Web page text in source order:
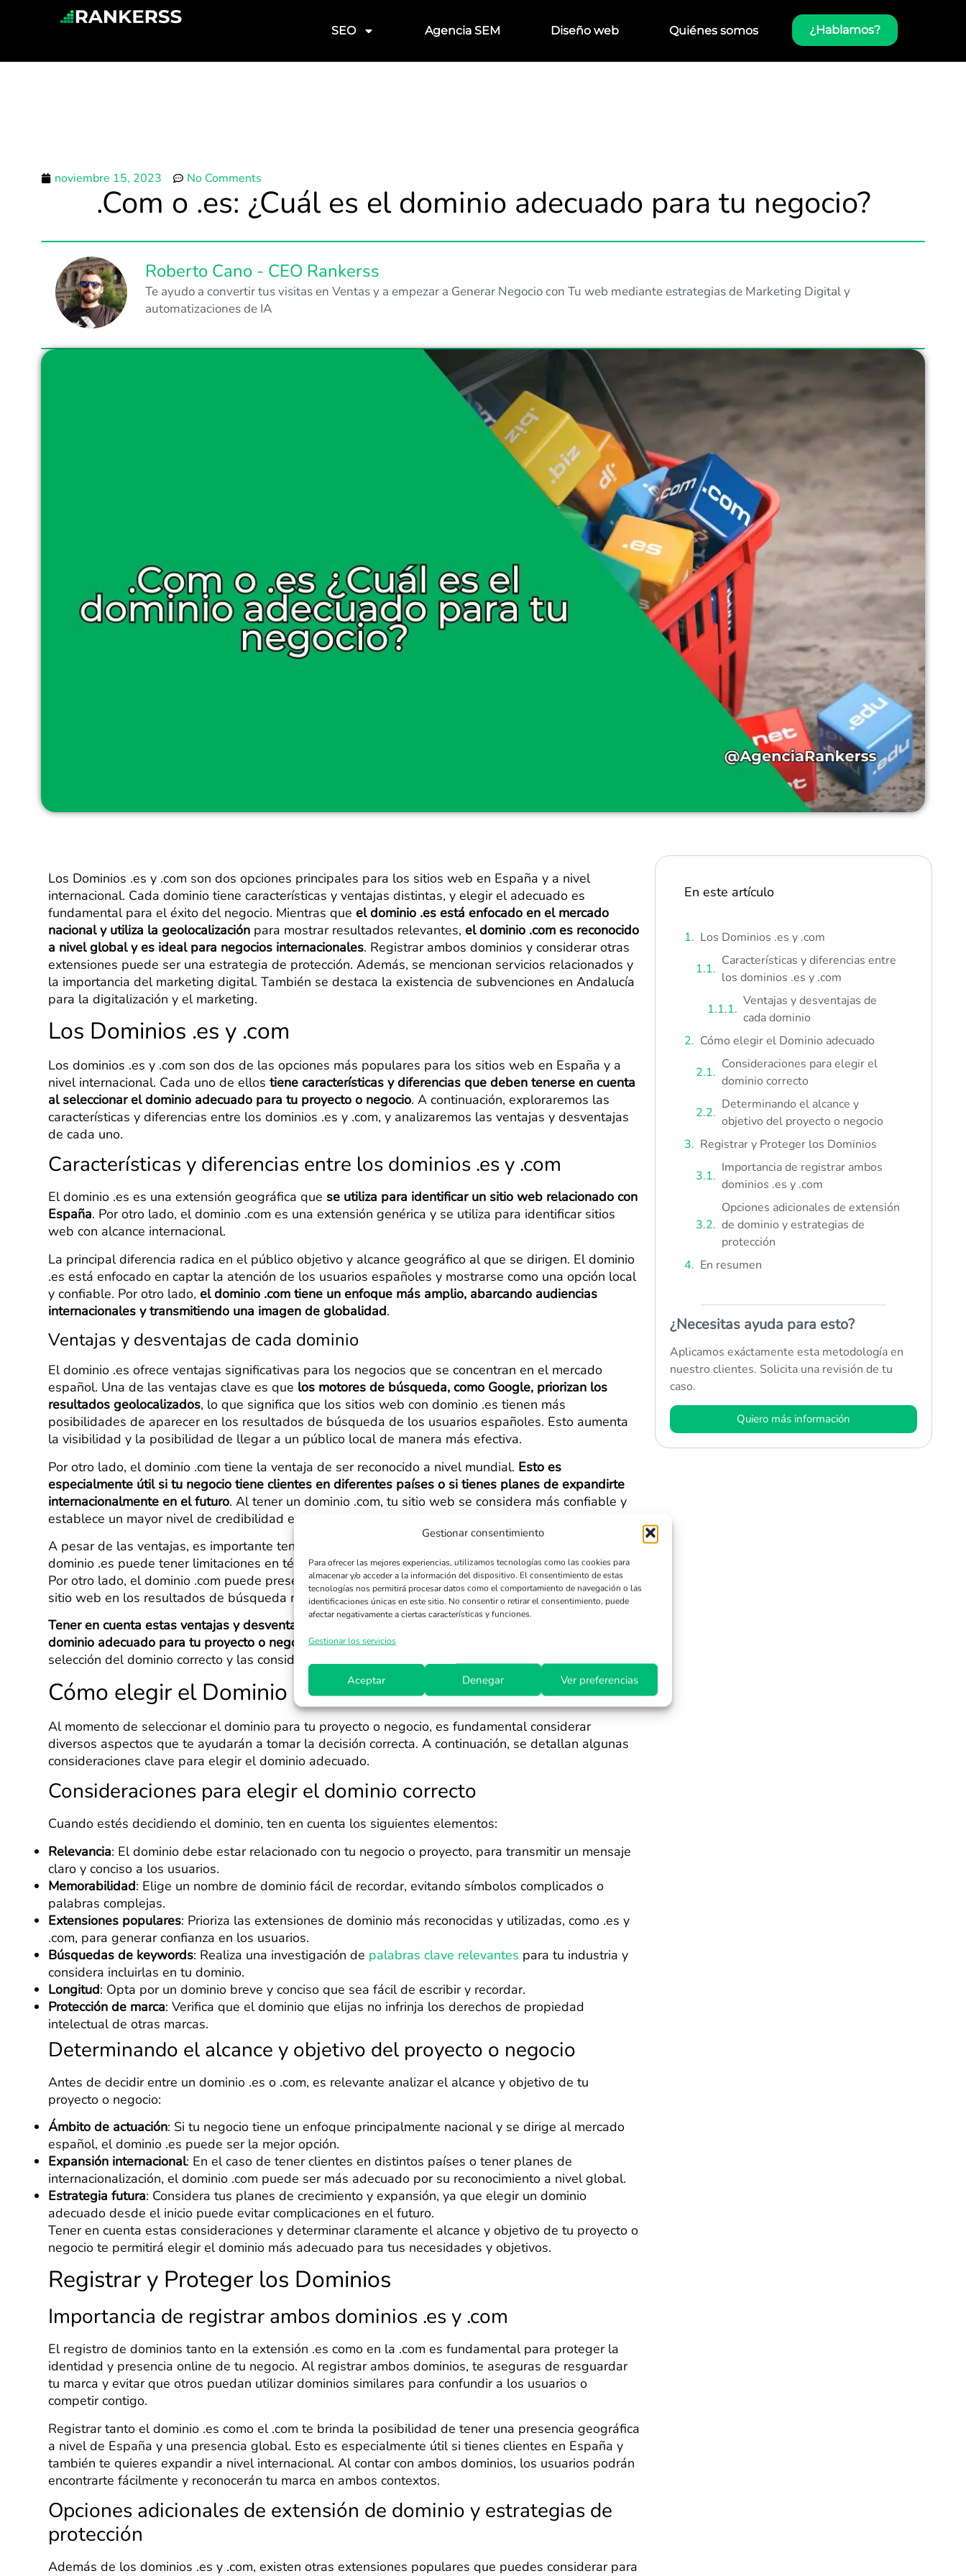
Gestionar consentimiento
Para ofrecer las mejores experiencias, utilizamos tecnologías como las cookies para
almacenar y/o acceder a la información del dispositivo. El consentimiento de estas
tecnologías nos permitirá procesar datos como el comportamiento de navegación o las
identificaciones únicas en este sitio. No consentir o retirar el consentimiento, puede
afectar negativamente a ciertas características y funciones.
Gestionar los servicios
Aceptar Denegar Ver preferencias
SEO Agencia SEM Diseño web Quiénes somos ¿Hablamos?
noviembre 15, 2023 No Comments
.Com o .es: ¿Cuál es el dominio adecuado para tu negocio?
Roberto Cano - CEO Rankerss
Te ayudo a convertir tus visitas en Ventas y a empezar a Generar Negocio con Tu web mediante estrategias de Marketing Digital y
automatizaciones de IA
Los Dominios .es y .com son dos opciones principales para los sitios web en España y a nivel
internacional. Cada dominio tiene características y ventajas distintas, y elegir el adecuado es
fundamental para el éxito del negocio. Mientras que el dominio .es está enfocado en el mercado
nacional y utiliza la geolocalización para mostrar resultados relevantes, el dominio .com es reconocido
a nivel global y es ideal para negocios internacionales. Registrar ambos dominios y considerar otras
extensiones puede ser una estrategia de protección. Además, se mencionan servicios relacionados y
la importancia del marketing digital. También se destaca la existencia de subvenciones en Andalucía
para la digitalización y el marketing.
Los Dominios .es y .com
Los dominios .es y .com son dos de las opciones más populares para los sitios web en España y a
nivel internacional. Cada uno de ellos tiene características y diferencias que deben tenerse en cuenta
al seleccionar el dominio adecuado para tu proyecto o negocio. A continuación, exploraremos las
características y diferencias entre los dominios .es y .com, y analizaremos las ventajas y desventajas
de cada uno.
Características y diferencias entre los dominios .es y .com
El dominio .es es una extensión geográfica que se utiliza para identificar un sitio web relacionado con
España. Por otro lado, el dominio .com es una extensión genérica y se utiliza para identificar sitios
web con alcance internacional.
La principal diferencia radica en el público objetivo y alcance geográfico al que se dirigen. El dominio
.es está enfocado en captar la atención de los usuarios españoles y mostrarse como una opción local
y confiable. Por otro lado, el dominio .com tiene un enfoque más amplio, abarcando audiencias
internacionales y transmitiendo una imagen de globalidad.
Ventajas y desventajas de cada dominio
El dominio .es ofrece ventajas significativas para los negocios que se concentran en el mercado
español. Una de las ventajas clave es que los motores de búsqueda, como Google, priorizan los
resultados geolocalizados, lo que significa que los sitios web con dominio .es tienen más
posibilidades de aparecer en los resultados de búsqueda de los usuarios españoles. Esto aumenta
la visibilidad y la posibilidad de llegar a un público local de manera más efectiva.
Por otro lado, el dominio .com tiene la ventaja de ser reconocido a nivel mundial. Esto es
especialmente útil si tu negocio tiene clientes en diferentes países o si tienes planes de expandirte
internacionalmente en el futuro. Al tener un dominio .com, tu sitio web se considera más confiable y
establece un mayor nivel de credibilidad en el mercado global.
A pesar de las ventajas, es importante tener en cuenta las posibles desventajas de cada dominio. El
dominio .es puede tener limitaciones en términos de alcance geográfico y percepción internacional.
Por otro lado, el dominio .com puede presentar mayor competencia y dificultades para posicionar tu
sitio web en los resultados de búsqueda más genéricos.
Tener en cuenta estas ventajas y desventajas es crucial para tomar la decisión correcta al elegir el
dominio adecuado para tu proyecto o negocio. En la siguiente sección exploraremos el proceso de
selección del dominio correcto y las consideraciones clave que debes tener en mente.
Cómo elegir el Dominio adecuado
Al momento de seleccionar el dominio para tu proyecto o negocio, es fundamental considerar
diversos aspectos que te ayudarán a tomar la decisión correcta. A continuación, se detallan algunas
consideraciones clave para elegir el dominio adecuado.
Consideraciones para elegir el dominio correcto
Cuando estés decidiendo el dominio, ten en cuenta los siguientes elementos:
Relevancia: El dominio debe estar relacionado con tu negocio o proyecto, para transmitir un mensaje
claro y conciso a los usuarios.
Memorabilidad: Elige un nombre de dominio fácil de recordar, evitando símbolos complicados o
palabras complejas.
Extensiones populares: Prioriza las extensiones de dominio más reconocidas y utilizadas, como .es y
.com, para generar confianza en los usuarios.
Búsquedas de keywords: Realiza una investigación de palabras clave relevantes para tu industria y
considera incluirlas en tu dominio.
Longitud: Opta por un dominio breve y conciso que sea fácil de escribir y recordar.
Protección de marca: Verifica que el dominio que elijas no infrinja los derechos de propiedad
intelectual de otras marcas.
Determinando el alcance y objetivo del proyecto o negocio
Antes de decidir entre un dominio .es o .com, es relevante analizar el alcance y objetivo de tu
proyecto o negocio:
Ámbito de actuación: Si tu negocio tiene un enfoque principalmente nacional y se dirige al mercado
español, el dominio .es puede ser la mejor opción.
Expansión internacional: En el caso de tener clientes en distintos países o tener planes de
internacionalización, el dominio .com puede ser más adecuado por su reconocimiento a nivel global.
Estrategia futura: Considera tus planes de crecimiento y expansión, ya que elegir un dominio
adecuado desde el inicio puede evitar complicaciones en el futuro.
Tener en cuenta estas consideraciones y determinar claramente el alcance y objetivo de tu proyecto o
negocio te permitirá elegir el dominio más adecuado para tus necesidades y objetivos.
Registrar y Proteger los Dominios
Importancia de registrar ambos dominios .es y .com
El registro de dominios tanto en la extensión .es como en la .com es fundamental para proteger la
identidad y presencia online de tu negocio. Al registrar ambos dominios, te aseguras de resguardar
tu marca y evitar que otros puedan utilizar dominios similares para confundir a los usuarios o
competir contigo.
Registrar tanto el dominio .es como el .com te brinda la posibilidad de tener una presencia geográfica
a nivel de España y una presencia global. Esto es especialmente útil si tienes clientes en España y
también te quieres expandir a nivel internacional. Al contar con ambos dominios, los usuarios podrán
encontrarte fácilmente y reconocerán tu marca en ambos contextos.
Opciones adicionales de extensión de dominio y estrategias de
protección
Además de los dominios .es y .com, existen otras extensiones populares que puedes considerar para
En este artículo
Los Dominios .es y .com
Características y diferencias entre
los dominios .es y .com
Ventajas y desventajas de
cada dominio
Cómo elegir el Dominio adecuado
Consideraciones para elegir el
dominio correcto
Determinando el alcance y
objetivo del proyecto o negocio
Registrar y Proteger los Dominios
Importancia de registrar ambos
dominios .es y .com
Opciones adicionales de extensión
de dominio y estrategias de
protección
En resumen
¿Necesitas ayuda para esto?
Aplicamos exáctamente esta metodología en
nuestro clientes. Solicita una revisión de tu
caso.
Quiero más información